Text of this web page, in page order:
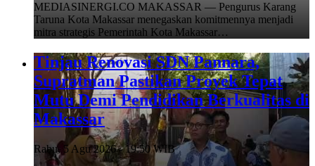
MEDIASINERGI.CO MAKASSAR — Pengurus Karang
Taruna Kota Makassar menegaskan komitmennya menjadi
mitra strategis Pemerintah Kota Makassar…
Tinjau Renovasi SDN Pannara,
Supratman Pastikan Proyek Tepat
Mutu Demi Pendidikan Berkualitas di
Makassar
Rabu, 5 Agu 2026 - 19:50 WIB